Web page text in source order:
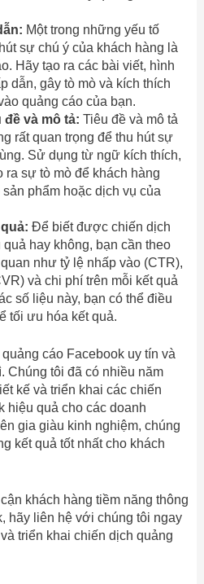
Một trong những yếu tố
sự chú ý của khách hàng là
Hãy tạo ra các bài viết, hình
dẫn, gây tò mò và kích thích
quảng cáo của bạn.
và mô tả: Tiêu đề và mô tả
rất quan trọng để thu hút sự
Sử dụng từ ngữ kích thích,
ra sự tò mò để khách hàng
phẩm hoặc dịch vụ của
Để biết được chiến dịch
hay không, bạn cần theo
như tỷ lệ nhấp vào (CTR),
và chi phí trên mỗi kết quả
số liệu này, bạn có thể điều
tối ưu hóa kết quả.
cáo Facebook uy tín và
Chúng tôi đã có nhiều năm
kế và triển khai các chiến
hiệu quả cho các doanh
gia giàu kinh nghiệm, chúng
kết quả tốt nhất cho khách
khách hàng tiềm năng thông
hãy liên hệ với chúng tôi ngay
triển khai chiến dịch quảng